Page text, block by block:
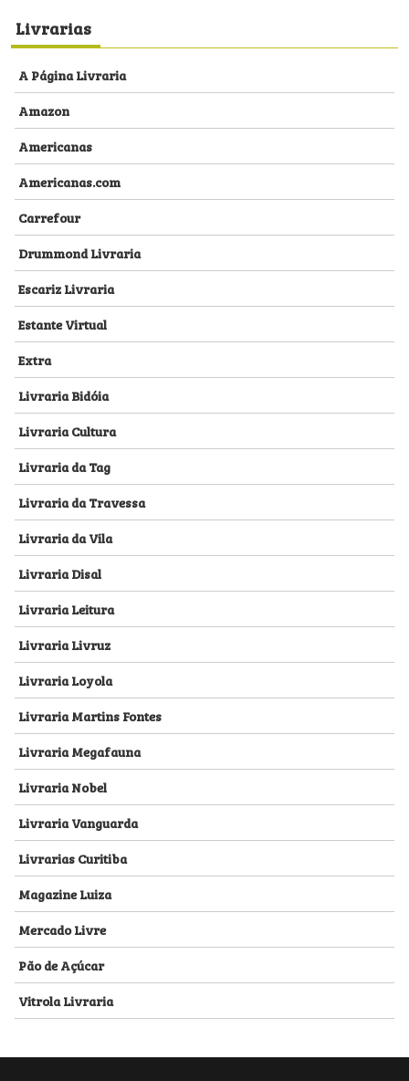
Livrarias
A Página Livraria
Amazon
Americanas
Americanas.com
Carrefour
Drummond Livraria
Escariz Livraria
Estante Virtual
Extra
Livraria Bidóia
Livraria Cultura
Livraria da Tag
Livraria da Travessa
Livraria da Vila
Livraria Disal
Livraria Leitura
Livraria Livruz
Livraria Loyola
Livraria Martins Fontes
Livraria Megafauna
Livraria Nobel
Livraria Vanguarda
Livrarias Curitiba
Magazine Luiza
Mercado Livre
Pão de Açúcar
Vitrola Livraria